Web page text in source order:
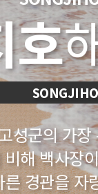
호
SONGJIHO
성군의 가장
비해 백사장
른 경관을 자